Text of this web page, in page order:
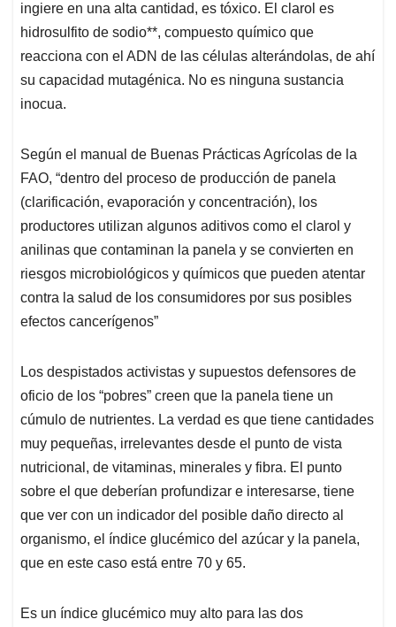
ingiere en una alta cantidad, es tóxico. El clarol es
hidrosulfito de sodio**, compuesto químico que
reacciona con el ADN de las células alterándolas, de ahí
su capacidad mutagénica. No es ninguna sustancia
inocua.
Según el manual de Buenas Prácticas Agrícolas de la
FAO, “dentro del proceso de producción de panela
(clarificación, evaporación y concentración), los
productores utilizan algunos aditivos como el clarol y
anilinas que contaminan la panela y se convierten en
riesgos microbiológicos y químicos que pueden atentar
contra la salud de los consumidores por sus posibles
efectos cancerígenos”
Los despistados activistas y supuestos defensores de
oficio de los “pobres” creen que la panela tiene un
cúmulo de nutrientes. La verdad es que tiene cantidades
muy pequeñas, irrelevantes desde el punto de vista
nutricional, de vitaminas, minerales y fibra. El punto
sobre el que deberían profundizar e interesarse, tiene
que ver con un indicador del posible daño directo al
organismo, el índice glucémico del azúcar y la panela,
que en este caso está entre 70 y 65.
Es un índice glucémico muy alto para las dos